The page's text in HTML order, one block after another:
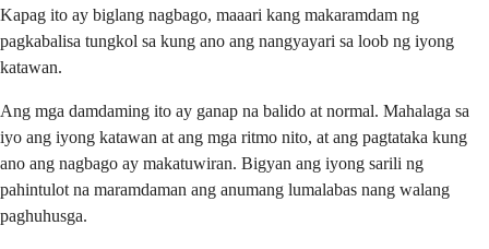
Kapag ito ay biglang nagbago, maaari kang makaramdam ng
pagkabalisa tungkol sa kung ano ang nangyayari sa loob ng iyong
katawan.
Ang mga damdaming ito ay ganap na balido at normal. Mahalaga sa
iyo ang iyong katawan at ang mga ritmo nito, at ang pagtataka kung
ano ang nagbago ay makatuwiran. Bigyan ang iyong sarili ng
pahintulot na maramdaman ang anumang lumalabas nang walang
paghuhusga.